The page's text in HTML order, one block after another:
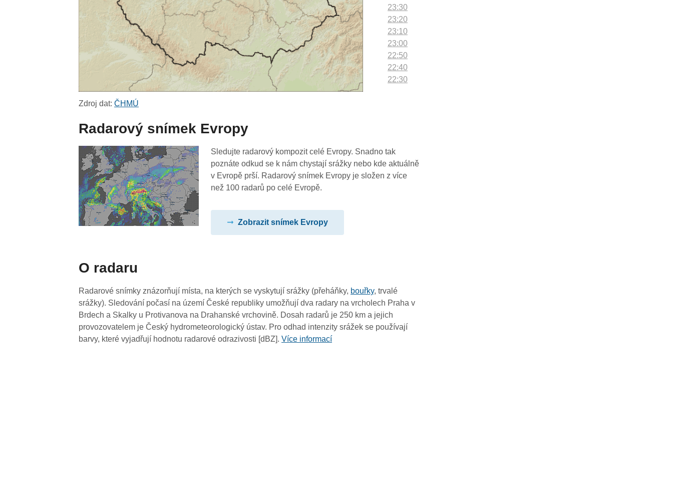
23:30
23:20
23:10
23:00
22:50
22:40
22:30
21:30
21:20
21:10
19:30
19:20
19:10
19:00
Zdroj dat:ČHMÚ
Radarový snímek Evropy
Sledujte radarový kompozit celé Evropy. Snadno tak
poznáte odkud se k nám chystají srážky nebo kde aktuálně
v Evropě prší. Radarový snímek Evropy je složen z více
než 100 radarů po celé Evropě.
Zobrazit snímek Evropy
O radaru
Radarové snímky znázorňují místa, na kterých se vyskytují srážky (přeháňky, bouřky, trvalé
srážky). Sledování počasí na území České republiky umožňují dva radary na vrcholech Praha v
Brdech a Skalky u Protivanova na Drahanské vrchovině. Dosah radarů je 250 km a jejich
provozovatelem je Český hydrometeorologický ústav. Pro odhad intenzity srážek se používají
barvy, které vyjadřují hodnotu radarové odrazivosti [dBZ].Více informací